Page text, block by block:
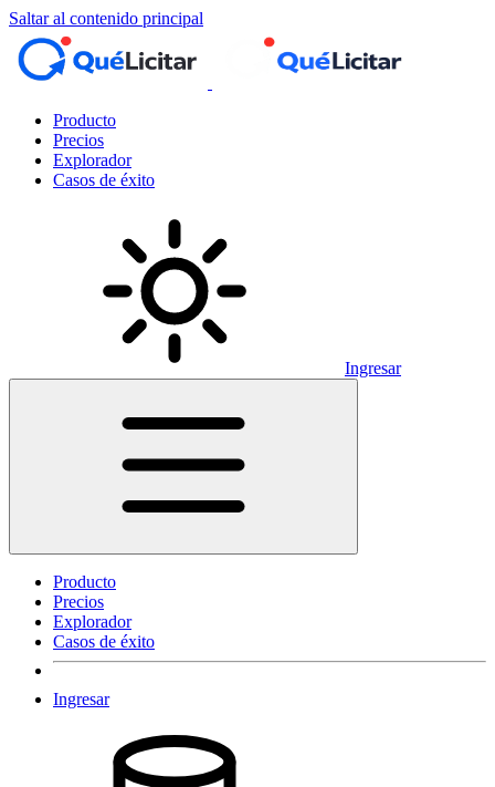
Saltar al contenido principal
Producto
Precios
Explorador
Casos de éxito
Ingresar
Producto
Precios
Explorador
Casos de éxito
Ingresar